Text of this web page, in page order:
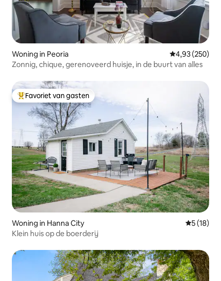
Woning in Peoria Gemiddelde
4,93 (250)
Zonnig, chique, gerenoveerd huisje, in de buurt van alles
Topfavoriet van gasten
Favoriet van gasten
Woning in Hanna City
5 (18)
Klein huis op de boerderij